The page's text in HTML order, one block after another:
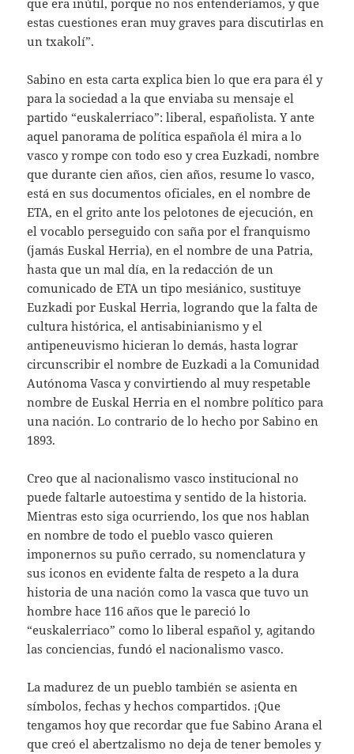
que era inútil, porque no nos entenderíamos, y que
estas cuestiones eran muy graves para discutirlas en
un txakolí”.
Sabino en esta carta explica bien lo que era para él y
para la sociedad a la que enviaba su mensaje el
partido “euskalerriaco”: liberal, españolista. Y ante
aquel panorama de política española él mira a lo
vasco y rompe con todo eso y crea Euzkadi, nombre
que durante cien años, cien años, resume lo vasco,
está en sus documentos oficiales, en el nombre de
ETA, en el grito ante los pelotones de ejecución, en
el vocablo perseguido con saña por el franquismo
(jamás Euskal Herria), en el nombre de una Patria,
hasta que un mal día, en la redacción de un
comunicado de ETA un tipo mesiánico, sustituye
Euzkadi por Euskal Herria, logrando que la falta de
cultura histórica, el antisabinianismo y el
antipeneuvismo hicieran lo demás, hasta lograr
circunscribir el nombre de Euzkadi a la Comunidad
Autónoma Vasca y convirtiendo al muy respetable
nombre de Euskal Herria en el nombre político para
una nación. Lo contrario de lo hecho por Sabino en
1893.
Creo que al nacionalismo vasco institucional no
puede faltarle autoestima y sentido de la historia.
Mientras esto siga ocurriendo, los que nos hablan
en nombre de todo el pueblo vasco quieren
imponernos su puño cerrado, su nomenclatura y
sus iconos en evidente falta de respeto a la dura
historia de una nación como la vasca que tuvo un
hombre hace 116 años que le pareció lo
“euskalerriaco” como lo liberal español y, agitando
las conciencias, fundó el nacionalismo vasco.
La madurez de un pueblo también se asienta en
símbolos, fechas y hechos compartidos. ¡Que
tengamos hoy que recordar que fue Sabino Arana el
que creó el abertzalismo no deja de tener bemoles y